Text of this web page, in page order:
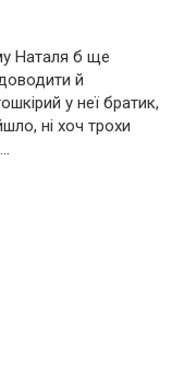
Наталя б ще
й
у неї братик,
ні хоч трохи